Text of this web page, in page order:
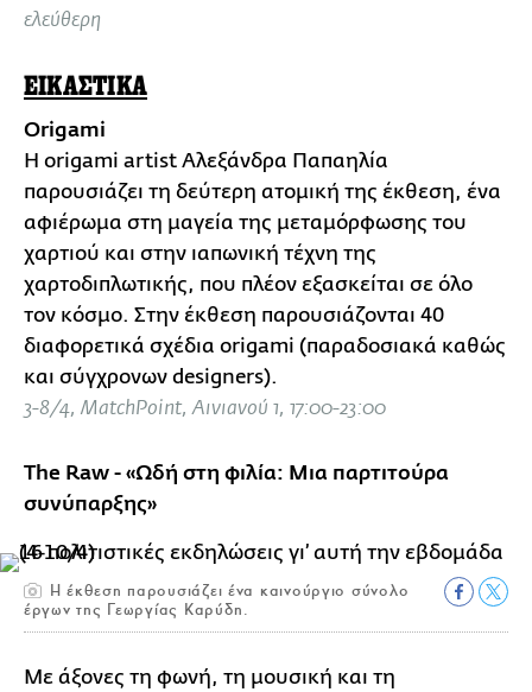
ελεύθερη
ΕΙΚΑΣΤΙΚΑ
Origami
H origami artist Αλεξάνδρα Παπαηλία
παρουσιάζει τη δεύτερη ατομική της έκθεση, ένα
αφιέρωμα στη μαγεία της μεταμόρφωσης του
χαρτιού και στην ιαπωνική τέχνη της
χαρτοδιπλωτικής, που πλέον εξασκείται σε όλο
τον κόσμο. Στην έκθεση παρουσιάζονται 40
διαφορετικά σχέδια origami (παραδοσιακά καθώς
και σύγχρονων designers).
3-8/4, MatchPoint, Αινιανού 1, 17:00-23:00
The Raw - «Ωδή στη φιλία: Μια παρτιτούρα
συνύπαρξης»
Η έκθεση παρουσιάζει ένα καινούργιο σύνολο
έργων της Γεωργίας Καρύδη.
Με άξονες τη φωνή, τη μουσική και τη